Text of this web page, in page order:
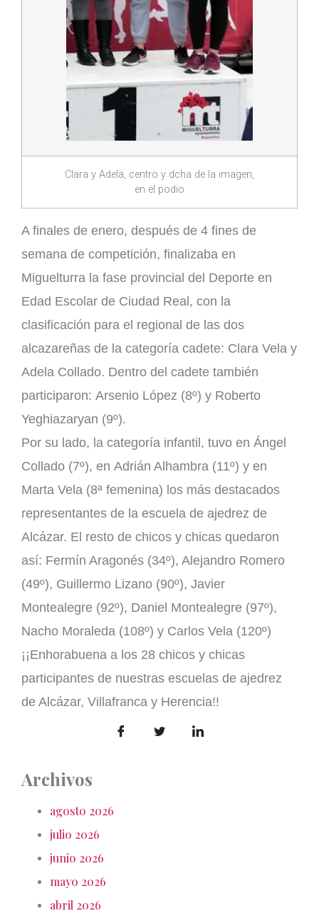
Clara y Adela, centro y dcha de la imagen,
en el podio
A finales de enero, después de 4 fines de
semana de competición, finalizaba en
Miguelturra la fase provincial del Deporte en
Edad Escolar de Ciudad Real, con la
clasificación para el regional de las dos
alcazareñas de la categoría cadete: Clara Vela y
Adela Collado. Dentro del cadete también
participaron: Arsenio López (8º) y Roberto
Yeghiazaryan (9º).
Por su lado, la categoría infantil, tuvo en Ángel
Collado (7º), en Adrián Alhambra (11º) y en
Marta Vela (8ª femenina) los más destacados
representantes de la escuela de ajedrez de
Alcázar. El resto de chicos y chicas quedaron
así: Fermín Aragonés (34º), Alejandro Romero
(49º), Guillermo Lizano (90º), Javier
Montealegre (92º), Daniel Montealegre (97º),
Nacho Moraleda (108º) y Carlos Vela (120º)
¡¡Enhorabuena a los 28 chicos y chicas
participantes de nuestras escuelas de ajedrez
de Alcázar, Villafranca y Herencia!!
Archivos
agosto 2026
julio 2026
junio 2026
mayo 2026
abril 2026